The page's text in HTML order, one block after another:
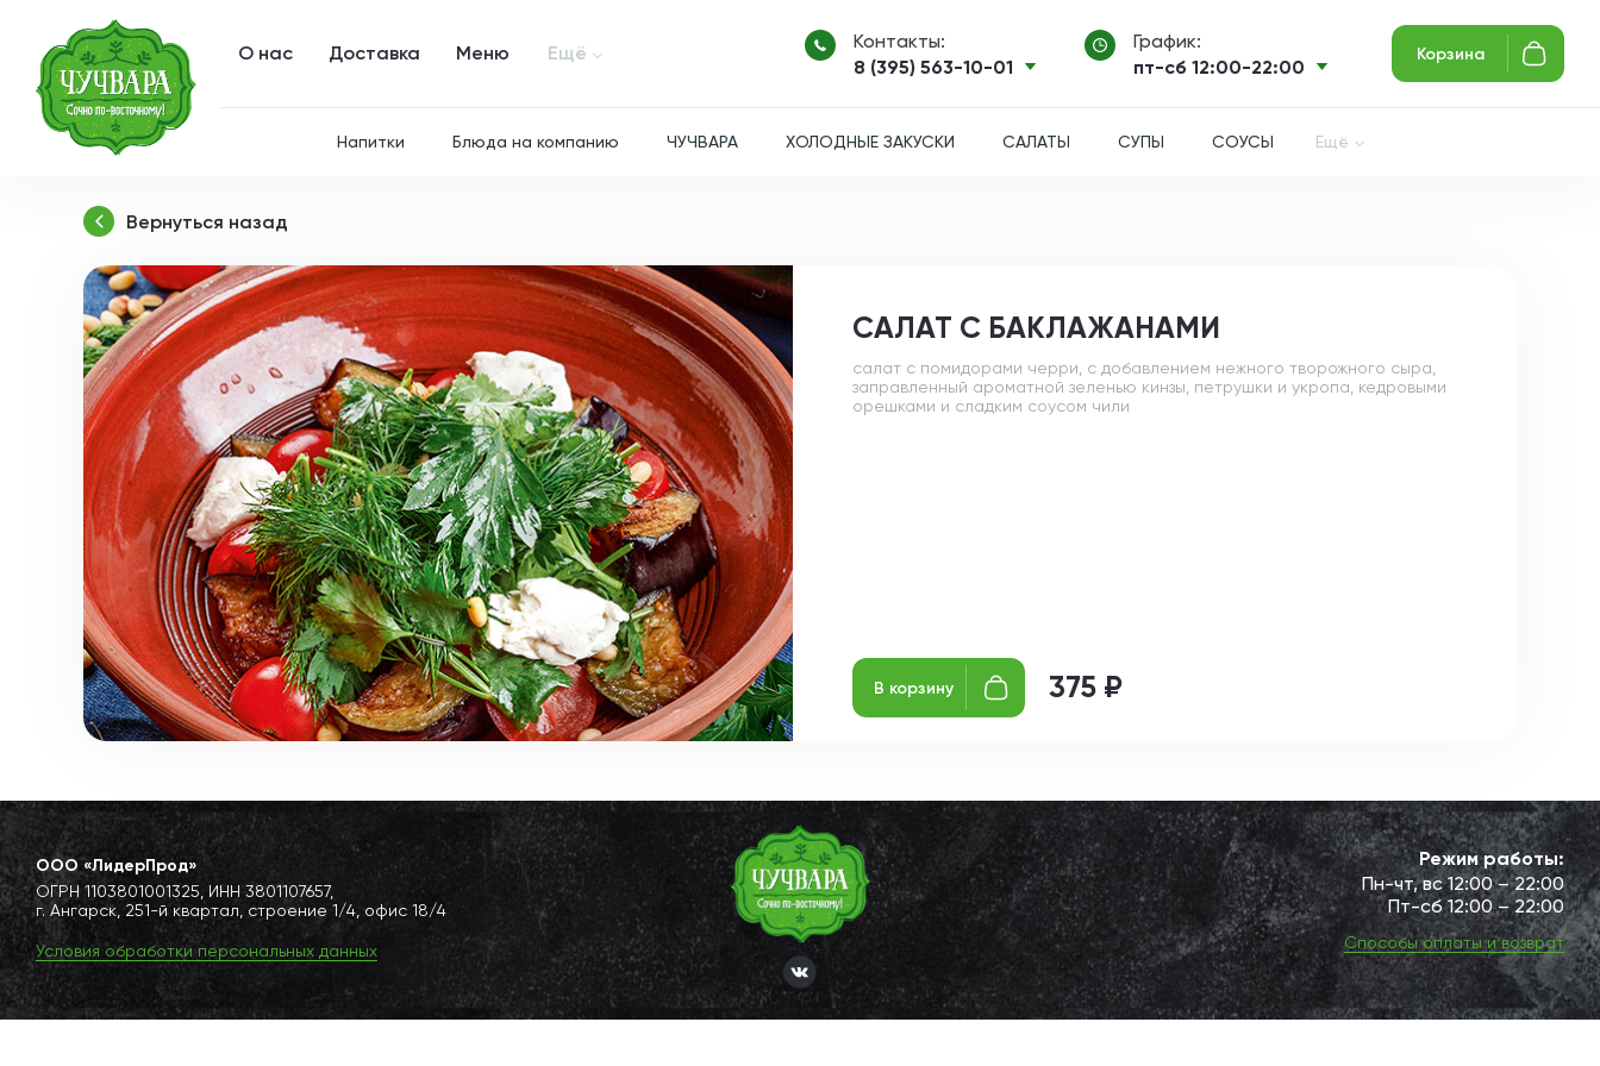
Контакты:
8 (395) 563-10-01
График:
пт-сб 12:00-22:00
О нас Доставка Меню Ещё Корзина
Напитки Блюда на компанию ЧУЧВАРА ХОЛОДНЫЕ ЗАКУСКИ САЛАТЫ СУПЫ СОУСЫ Ещё
Вернуться назад
САЛАТ С БАКЛАЖАНАМИ
салат с помидорами черри, с добавлением нежного творожного сыра,
заправленный ароматной зеленью кинзы, петрушки и укропа, кедровыми
орешками и сладким соусом чили
В корзину 375 ₽
ООО «ЛидерПрод»
ОГРН 1103801001325, ИНН 3801107657,
г. Ангарск, 251-й квартал, строение 1/4, офис 18/4
Условия обработки персональных данных
Режим работы:
Пн-чт, вс 12:00 – 22:00
Пт-сб 12:00 – 22:00
Способы оплаты и возврат